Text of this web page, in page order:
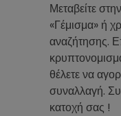
Μεταβείτε
«Γέμισμα» ή
αναζήτησης.
θέλετε να
συναλλαγή.
κατοχή σας !